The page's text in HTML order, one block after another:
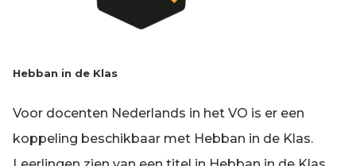
Hebban in de Klas
Voor docenten Nederlands in het VO is er een
koppeling beschikbaar met Hebban in de Klas.